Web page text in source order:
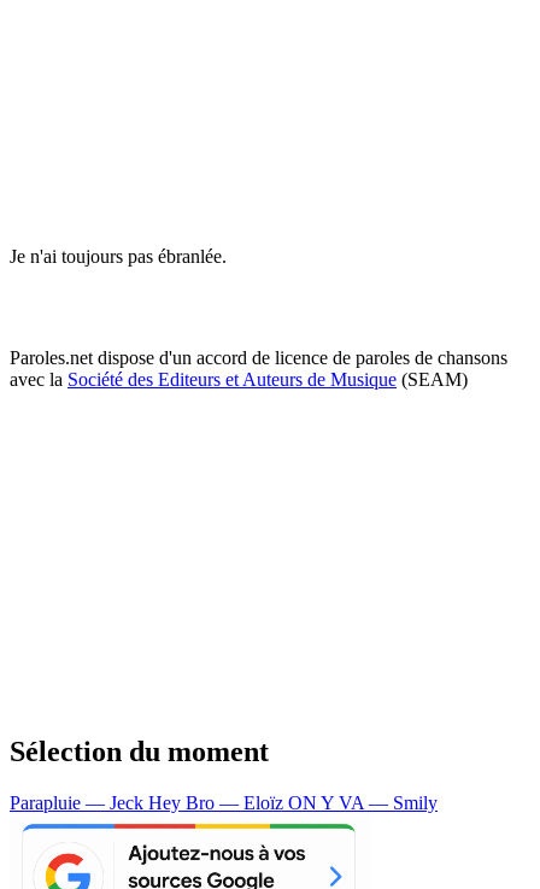
Je n'ai toujours pas ébranlée.
Paroles.net dispose d'un accord de licence de paroles de chansons
avec la Société des Editeurs et Auteurs de Musique (SEAM)
Sélection du moment
Parapluie — Jeck Hey Bro — Eloïz ON Y VA — Smily